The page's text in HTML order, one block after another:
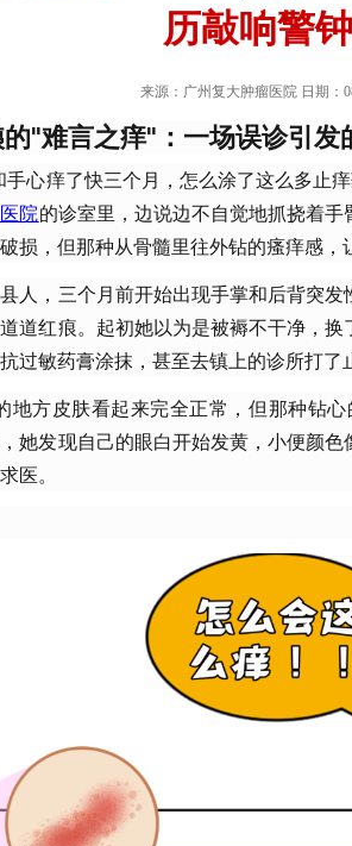
历敲响警钟
来源：广州复大肿瘤医院 日期：
"难言之痒"：一场误诊引发
手心痒了快三个月，怎么涂了这么多止
院的诊室里，边说边不自觉地抓挠着手
损，但那种从骨髓里往外钻的瘙痒感，
人，三个月前开始出现手掌和后背突
道红痕。起初她以为是被褥不干净，
过敏药膏涂抹，甚至去镇上的诊所打
地方皮肤看起来完全正常，但那种钻
她发现自己的眼白开始发黄，小便颜
医。